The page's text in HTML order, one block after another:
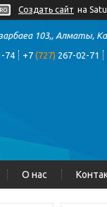
Создать сайт на
103,, Алматы,
74 +7 (727) 267-02-71
О нас